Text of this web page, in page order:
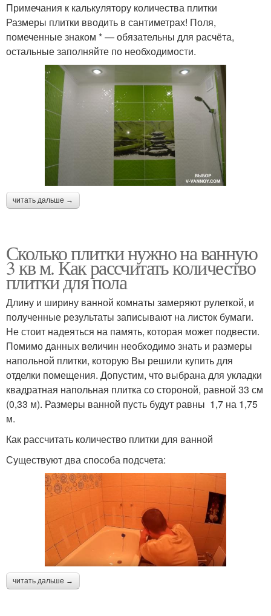
Примечания к калькулятору количества плитки
Размеры плитки вводить в сантиметрах! Поля,
помеченные знаком * — обязательны для расчёта,
остальные заполняйте по необходимости.
читать дальше →
Сколько плитки нужно на ванную
3 кв м. Как рассчитать количество
плитки для пола
Длину и ширину ванной комнаты замеряют рулеткой, и
полученные результаты записывают на листок бумаги.
Не стоит надеяться на память, которая может подвести.
Помимо данных величин необходимо знать и размеры
напольной плитки, которую Вы решили купить для
отделки помещения. Допустим, что выбрана для укладки
квадратная напольная плитка со стороной, равной 33 см
(0,33 м). Размеры ванной пусть будут равны 1,7 на 1,75
м.
Как рассчитать количество плитки для ванной
Существуют два способа подсчета:
читать дальше →